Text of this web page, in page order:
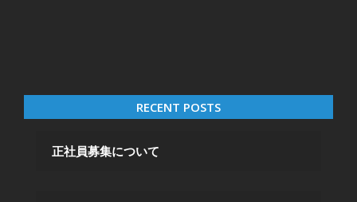
RECENT POSTS
正社員募集について